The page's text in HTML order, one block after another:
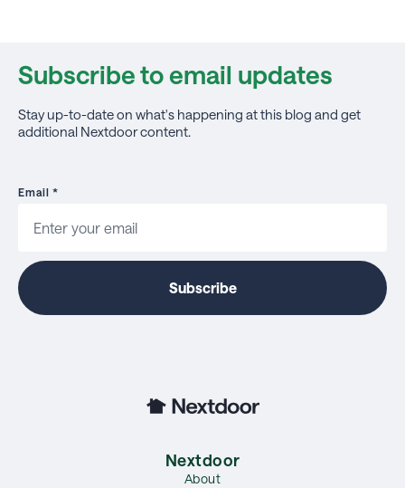
Subscribe to email updates
Stay up-to-date on what's happening at this blog and get
additional Nextdoor content.
Email *
Nextdoor
About